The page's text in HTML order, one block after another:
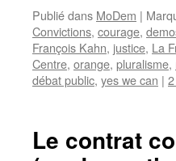
Publié dans MoDem |
Convictions, courage,
François Kahn, justice, La
Centre, orange, pluralisme,
débat public, yes we can |
Le contrat